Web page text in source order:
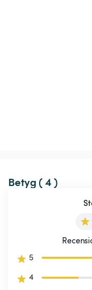
Betyg ( 4 )
5
4